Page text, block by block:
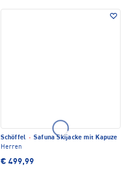
Schöffel · Safuna Skijacke mit Kapuze
Herren
€ 499,99